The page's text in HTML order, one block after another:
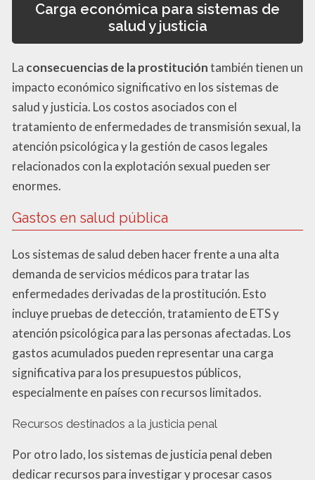
Carga económica para sistemas de
salud y justicia
La consecuencias de la prostitucióntambién tienen un
impacto económico significativo en los sistemas de
salud y justicia. Los costos asociados con el
tratamiento de enfermedades de transmisión sexual, la
atención psicológica y la gestión de casos legales
relacionados con la explotación sexual pueden ser
enormes.
Gastos en salud pública
Los sistemas de salud deben hacer frente a una alta
demanda de servicios médicos para tratar las
enfermedades derivadas de la prostitución. Esto
incluye pruebas de detección, tratamiento de ETS y
atención psicológica para las personas afectadas. Los
gastos acumulados pueden representar una carga
significativa para los presupuestos públicos,
especialmente en países con recursos limitados.
Recursos destinados a la justicia penal
Por otro lado, los sistemas de justicia penal deben
dedicar recursos para investigar y procesar casos